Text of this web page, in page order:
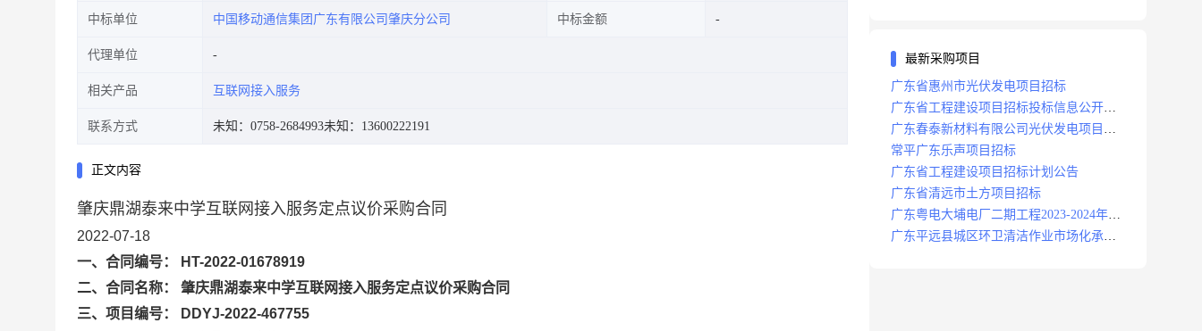
中标单位 中国移动通信集团广东有限公司肇庆分公司 中标金额
代理单位
相关产品 互联网接入服务
联系方式 未知：0758-2684993未知：13600222191
正文内容
肇庆鼎湖泰来中学互联网接入服务定点议价采购合同
2022-07-18
一、合同编号： HT-2022-01678919
二、合同名称： 肇庆鼎湖泰来中学互联网接入服务定点议价采购合同
三、项目编号： DDYJ-2022-467755
最新采购项目
广东省惠州市光伏发电项目招标
广东省工程建设项目招标投标信息公开目
录
广东春泰新材料有限公司光伏发电项目招
标
常平广东乐声项目招标
广东省工程建设项目招标计划公告
广东省清远市土方项目招标
广东粤电大埔电厂二期工程2023-2024年度
安保服务项目招标公告
广东平远县城区环卫清洁作业市场化承包